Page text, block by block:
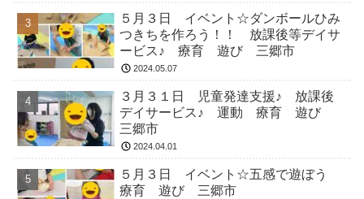
５月３日 イベント☆ダンボールひみ
つきちを作ろう！！ 放課後等デイサ
ービス♪ 療育 遊び 三郷市
2024.05.07
３月３１日 児童発達支援♪ 放課後
デイサービス♪ 運動 療育 遊び
三郷市
2024.04.01
５月３日 イベント☆五感で遊ぼう
療育 遊び 三郷市